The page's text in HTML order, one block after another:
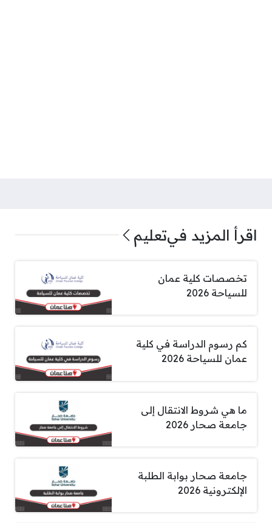
اقرأ المزيد فيتعليم
تخصصات كلية عمان
للسياحة 2026
كم رسوم الدراسة في كلية
عمان للسياحة 2026
ما هي شروط الانتقال إلى
جامعة صحار 2026
جامعة صحار بوابة الطلبة
الإلكترونية 2026